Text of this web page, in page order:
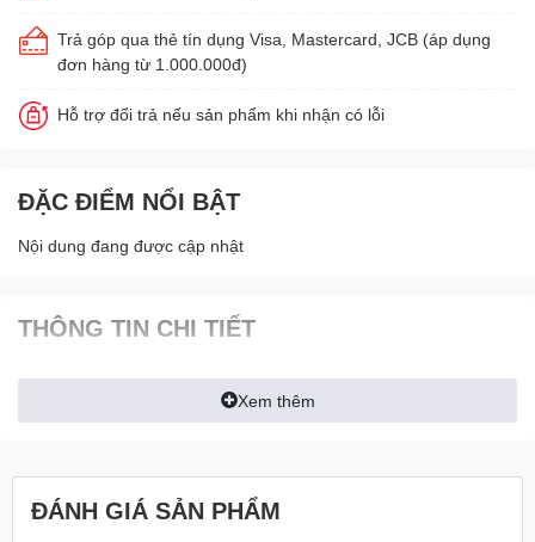
Trả góp qua thẻ tín dụng Visa, Mastercard, JCB (áp dụng
đơn hàng từ 1.000.000đ)
Hỗ trợ đổi trả nếu sản phẩm khi nhận có lỗi
ĐẶC ĐIỂM NỔI BẬT
Nội dung đang được cập nhật
THÔNG TIN CHI TIẾT
Xem thêm
ĐÁNH GIÁ SẢN PHẨM